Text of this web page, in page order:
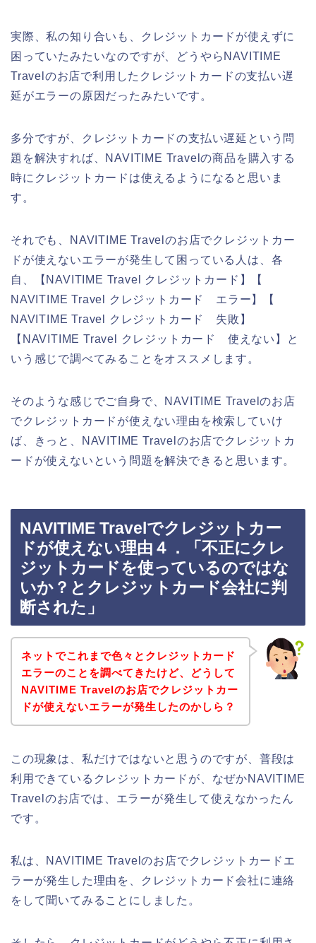
実際、私の知り合いも、クレジットカードが使えずに
困っていたみたいなのですが、どうやらNAVITIME
Travelのお店で利用したクレジットカードの支払い遅
延がエラーの原因だったみたいです。
多分ですが、クレジットカードの支払い遅延という問
題を解決すれば、NAVITIME Travelの商品を購入する
時にクレジットカードは使えるようになると思いま
す。
それでも、NAVITIME Travelのお店でクレジットカー
ドが使えないエラーが発生して困っている人は、各
自、【NAVITIME Travel クレジットカード】【
NAVITIME Travel クレジットカード エラー】【
NAVITIME Travel クレジットカード 失敗】
【NAVITIME Travel クレジットカード 使えない】と
いう感じで調べてみることをオススメします。
そのような感じでご自身で、NAVITIME Travelのお店
でクレジットカードが使えない理由を検索していけ
ば、きっと、NAVITIME Travelのお店でクレジットカ
ードが使えないという問題を解決できると思います。
NAVITIME Travelでクレジットカー
ドが使えない理由４．「不正にクレ
ジットカードを使っているのではな
いか？とクレジットカード会社に判
断された」
ネットでこれまで色々とクレジットカード
エラーのことを調べてきたけど、どうして
NAVITIME Travelのお店でクレジットカー
ドが使えないエラーが発生したのかしら？
この現象は、私だけではないと思うのですが、普段は
利用できているクレジットカードが、なぜかNAVITIME
Travelのお店では、エラーが発生して使えなかったん
です。
私は、NAVITIME Travelのお店でクレジットカードエ
ラーが発生した理由を、クレジットカード会社に連絡
をして聞いてみることにしました。